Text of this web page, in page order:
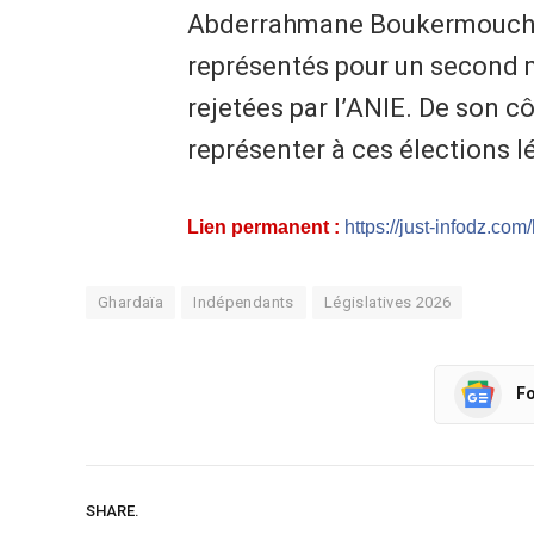
Abderrahmane
représentés pour un
rejetées par l’ANIE. De son
représenter à ces élections
Lien permanent : https://just-
Ghardaïa Indépendants Législatives 2026
SHARE.